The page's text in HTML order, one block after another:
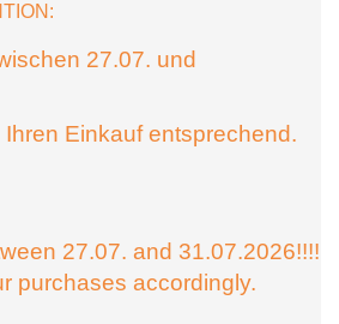
27.07. und
Einkauf entsprechend.
27.07. and 31.07.2026!!!!
purchases accordingly.